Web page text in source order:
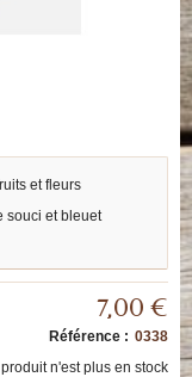
et fleurs
souci et bleuet
7,00 €
Référence : 0338
n'est plus en stock